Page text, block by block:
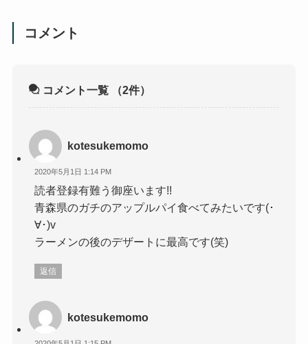
コメント
コメント一覧 （2件）
kotesukemomo
2020年5月1日 1:14 PM
読者登録有難う御座います!!
青森県のガチのアップルパイ食べてみたいです(･
∀･)v
ラーメンの後のデザートに最高です(笑)
返信
kotesukemomo